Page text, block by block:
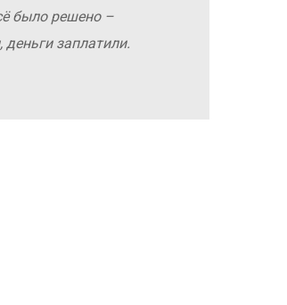
было решено –
заплатили.